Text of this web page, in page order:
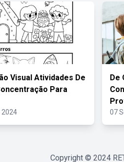
Visual Atividades De
Para
2024
De
07
Copyright © 2024